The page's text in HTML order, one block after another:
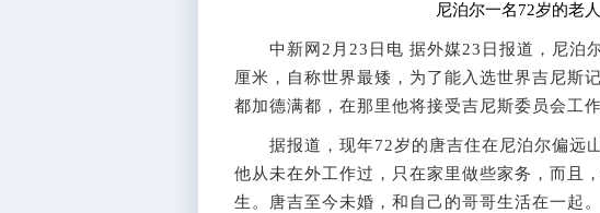
尼泊尔一名72岁的老
中新网2月23日电 据外媒23日报道，尼泊
厘米，自称世界最矮，为了能入选世界吉尼斯
都加德满都，在那里他将接受吉尼斯委员会工
据报道，现年72岁的唐吉住在尼泊尔偏远山
他从未在外工作过，只在家里做些家务，而且
生。唐吉至今未婚，和自己的哥哥生活在一起。